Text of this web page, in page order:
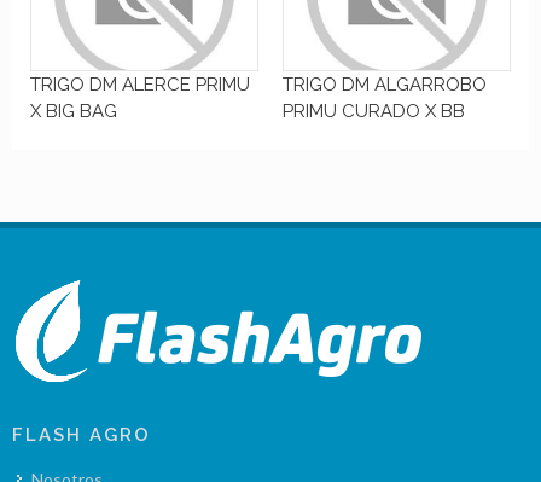
TRIGO DM ALERCE PRIMU
X BIG BAG
TRIGO DM ALGARROBO
PRIMU CURADO X BB
FLASH AGRO